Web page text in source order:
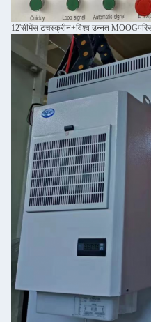
12'सीमेंस टचस्क्रीन+विश्व उन्नत